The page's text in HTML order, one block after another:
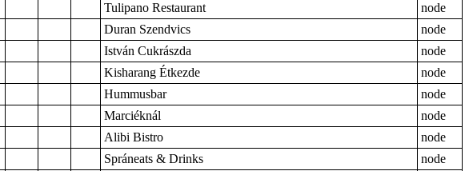
Tulipano Restaurant
node
Duran Szendvics
node
István Cukrászda
node
Kisharang Étkezde
node
Hummusbar
node
Marciéknál
node
Alibi Bistro
node
Spráneats & Drinks
node